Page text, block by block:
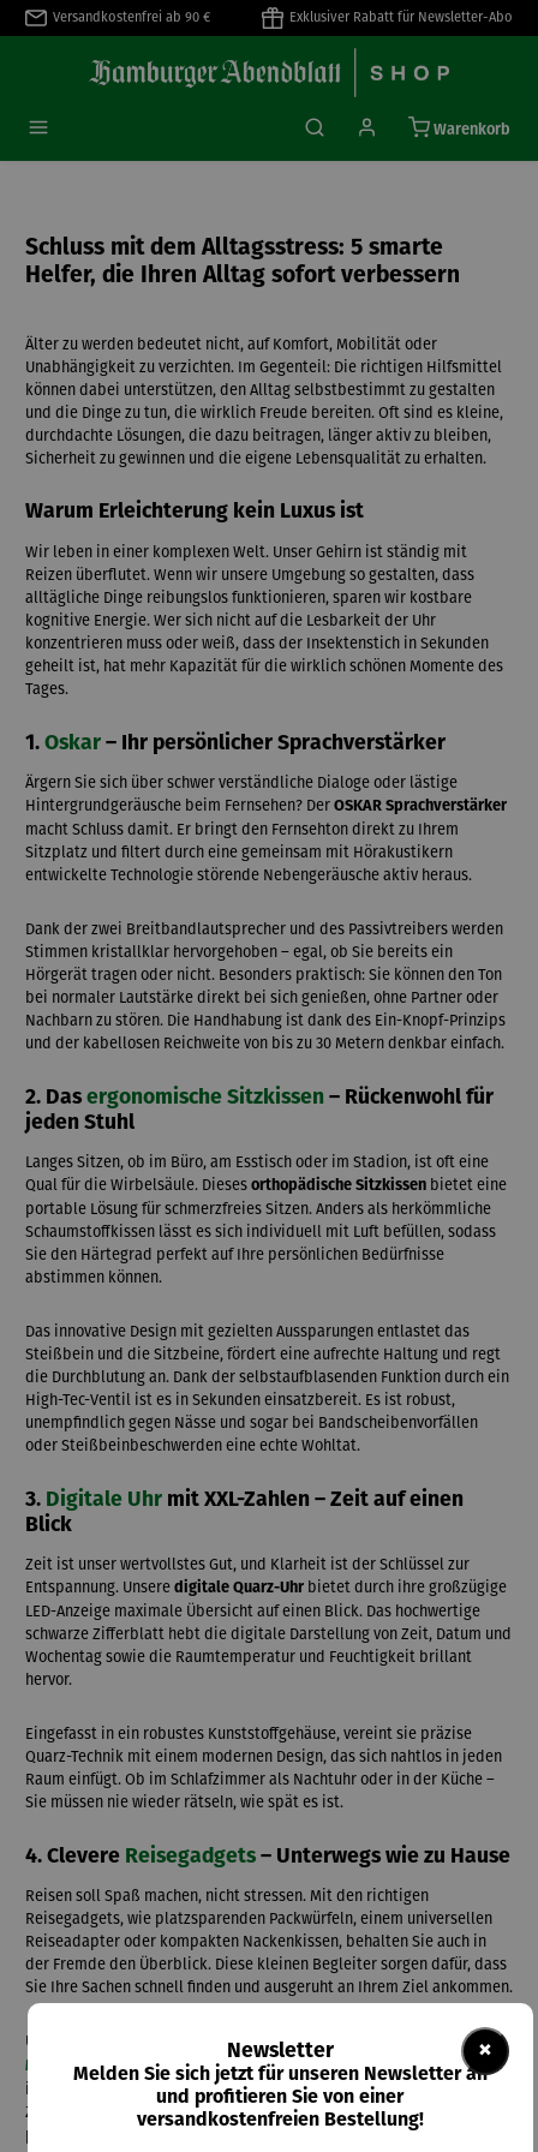
springen
Versandkostenfrei ab 90 € Exklusiver Rabatt für Newsletter-Abo
Warenkorb
Schluss mit dem Alltagsstress: 5 smarte
Helfer, die Ihren Alltag sofort verbessern
Älter zu werden bedeutet nicht, auf Komfort, Mobilität oder
Unabhängigkeit zu verzichten. Im Gegenteil: Die richtigen Hilfsmittel
können dabei unterstützen, den Alltag selbstbestimmt zu gestalten
und die Dinge zu tun, die wirklich Freude bereiten. Oft sind es kleine,
durchdachte Lösungen, die dazu beitragen, länger aktiv zu bleiben,
Sicherheit zu gewinnen und die eigene Lebensqualität zu erhalten.
Warum Erleichterung kein Luxus ist
Wir leben in einer komplexen Welt. Unser Gehirn ist ständig mit
Reizen überflutet. Wenn wir unsere Umgebung so gestalten, dass
alltägliche Dinge reibungslos funktionieren, sparen wir kostbare
kognitive Energie. Wer sich nicht auf die Lesbarkeit der Uhr
konzentrieren muss oder weiß, dass der Insektenstich in Sekunden
geheilt ist, hat mehr Kapazität für die wirklich schönen Momente des
Tages.
1. Oskar – Ihr persönlicher Sprachverstärker
Ärgern Sie sich über schwer verständliche Dialoge oder lästige
Hintergrundgeräusche beim Fernsehen? Der OSKAR Sprachverstärker
macht Schluss damit. Er bringt den Fernsehton direkt zu Ihrem
Sitzplatz und filtert durch eine gemeinsam mit Hörakustikern
entwickelte Technologie störende Nebengeräusche aktiv heraus.
Dank der zwei Breitbandlautsprecher und des Passivtreibers werden
Stimmen kristallklar hervorgehoben – egal, ob Sie bereits ein
Hörgerät tragen oder nicht. Besonders praktisch: Sie können den Ton
bei normaler Lautstärke direkt bei sich genießen, ohne Partner oder
Nachbarn zu stören. Die Handhabung ist dank des Ein-Knopf-Prinzips
und der kabellosen Reichweite von bis zu 30 Metern denkbar einfach.
2. Das ergonomische Sitzkissen – Rückenwohl für
jeden Stuhl
Langes Sitzen, ob im Büro, am Esstisch oder im Stadion, ist oft eine
Qual für die Wirbelsäule. Dieses orthopädische Sitzkissen bietet eine
portable Lösung für schmerzfreies Sitzen. Anders als herkömmliche
Schaumstoffkissen lässt es sich individuell mit Luft befüllen, sodass
Sie den Härtegrad perfekt auf Ihre persönlichen Bedürfnisse
abstimmen können.
Das innovative Design mit gezielten Aussparungen entlastet das
Steißbein und die Sitzbeine, fördert eine aufrechte Haltung und regt
die Durchblutung an. Dank der selbstaufblasenden Funktion durch ein
High-Tec-Ventil ist es in Sekunden einsatzbereit. Es ist robust,
unempfindlich gegen Nässe und sogar bei Bandscheibenvorfällen
oder Steißbeinbeschwerden eine echte Wohltat.
3. Digitale Uhr mit XXL-Zahlen – Zeit auf einen
Blick
Zeit ist unser wertvollstes Gut, und Klarheit ist der Schlüssel zur
Entspannung. Unsere digitale Quarz-Uhr bietet durch ihre großzügige
LED-Anzeige maximale Übersicht auf einen Blick. Das hochwertige
schwarze Zifferblatt hebt die digitale Darstellung von Zeit, Datum und
Wochentag sowie die Raumtemperatur und Feuchtigkeit brillant
hervor.
Eingefasst in ein robustes Kunststoffgehäuse, vereint sie präzise
Quarz-Technik mit einem modernen Design, das sich nahtlos in jeden
Raum einfügt. Ob im Schlafzimmer als Nachtuhr oder in der Küche –
Sie müssen nie wieder rätseln, wie spät es ist.
4. Clevere Reisegadgets – Unterwegs wie zu Hause
Reisen soll Spaß machen, nicht stressen. Mit den richtigen
Reisegadgets, wie platzsparenden Packwürfeln, einem universellen
Reiseadapter oder kompakten Nackenkissen, behalten Sie auch in
der Fremde den Überblick. Diese kleinen Begleiter sorgen dafür, dass
Sie Ihre Sachen schnell finden und ausgeruht an Ihrem Ziel ankommen.
Unser Highlight: Das
TSA-Kofferschloss mit integrierter Apple® Find
My Funktion ist der ultimative Sicherheitsbegleiter. Während der
individuell einstellbare Zahlencode Ihr Gepäck vor unbefugtem
Zugriff schützt, ermöglicht das TSA-System Sicherheitsbehörden eine
problemlose Kontrolle, ohne das Schloss zu beschädigen.
×
Newsletter
Melden Sie sich jetzt für unseren Newsletter an
und profitieren Sie von einer
versandkostenfreien Bestellung!